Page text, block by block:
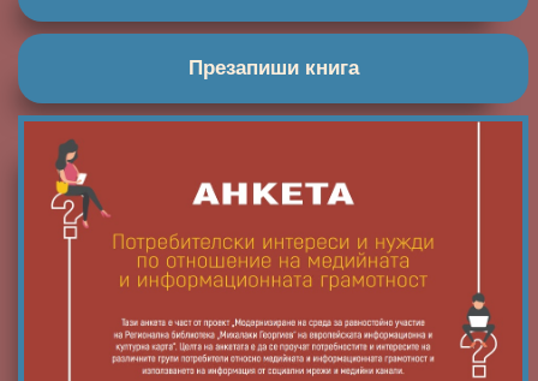
Презапиши книга